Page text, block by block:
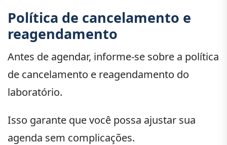
Política de cancelamento e
reagendamento
Antes de agendar, informe-se sobre a política
de cancelamento e reagendamento do
laboratório.
Isso garante que você possa ajustar sua
agenda sem complicações.